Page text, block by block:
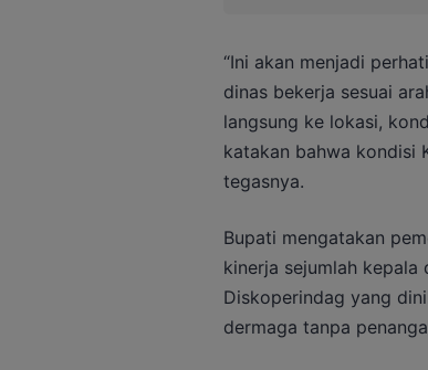
“Ini akan menjadi
dinas bekerja sesuai
langsung ke lokasi,
katakan bahwa kondisi
tegasnya.
Bupati mengatakan
kinerja sejumlah kepala
Diskoperindag yang
dermaga tanpa